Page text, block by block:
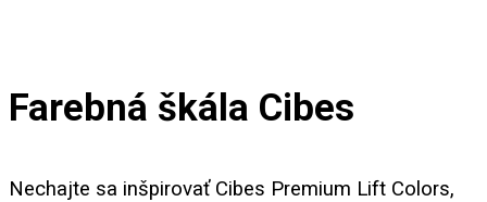
Farebná škála Cibes
Nechajte sa inšpirovať Cibes Premium Lift Colors,